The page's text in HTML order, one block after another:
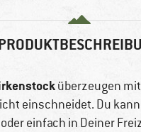
überzeugen
einschneidet. Du
einfach in Deiner